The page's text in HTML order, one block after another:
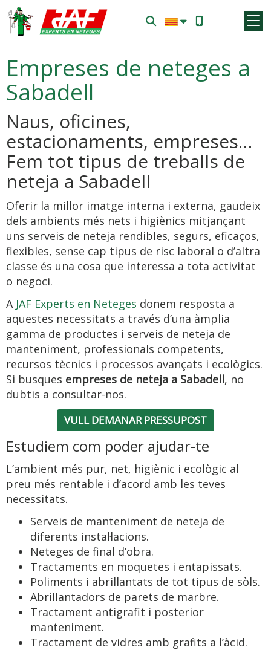
Empreses de neteges a
Sabadell
Naus, oficines,
estacionaments, empreses…
Fem tot tipus de treballs de
neteja a Sabadell
Oferir la millor imatge interna i externa, gaudeix
dels ambients més nets i higiènics mitjançant
uns serveis de neteja rendibles, segurs, eficaços,
flexibles, sense cap tipus de risc laboral o d’altra
classe és una cosa que interessa a tota activitat
o negoci.
A JAF Experts en Neteges donem resposta a
aquestes necessitats a través d’una àmplia
gamma de productes i serveis de neteja de
manteniment, professionals competents,
recursos tècnics i processos avançats i ecològics.
Si busques empreses de neteja a Sabadell, no
dubtis a consultar-nos.
VULL DEMANAR PRESSUPOST
Estudiem com poder ajudar-te
L’ambient més pur, net, higiènic i ecològic al
preu més rentable i d’acord amb les teves
necessitats.
Serveis de manteniment de neteja de
diferents instal·lacions.
Neteges de final d’obra.
Tractaments en moquetes i entapissats.
Poliments i abrillantats de tot tipus de sòls.
Abrillantadors de parets de marbre.
Tractament antigrafit i posterior
manteniment.
Tractament de vidres amb grafits a l’àcid.